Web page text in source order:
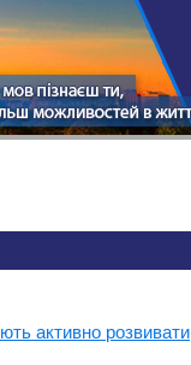
активно розвивати